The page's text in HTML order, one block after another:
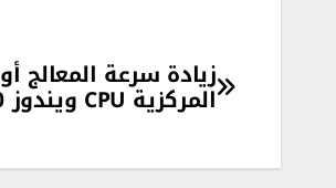
تصفّح
المقالات
زيادة سرعة المعالج
المركزية CPU ويندوز 10 ويندوز 11